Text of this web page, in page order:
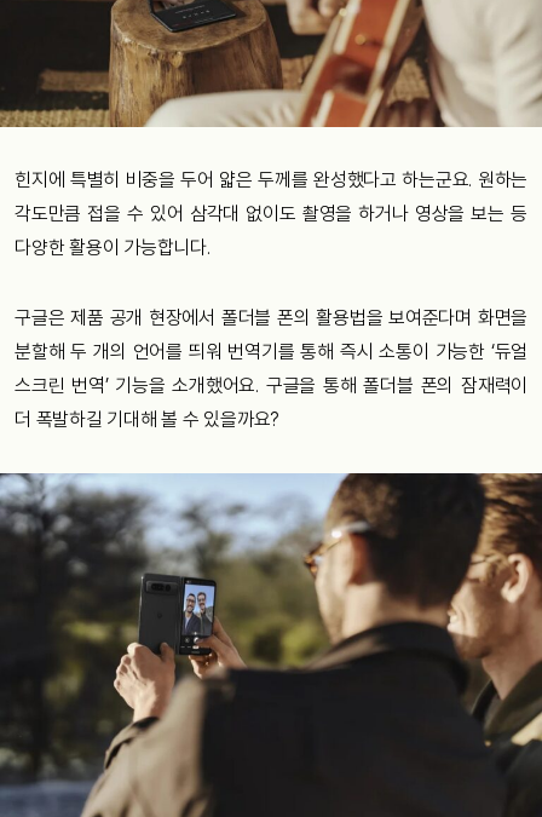
힌지에 특별히 비중을 두어 얇은 두께를 완성했다고 하는군요. 원하는
각도만큼 접을 수 있어 삼각대 없이도 촬영을 하거나 영상을 보는 등
다양한 활용이 가능합니다.
구글은 제품 공개 현장에서 폴더블 폰의 활용법을 보여준다며 화면을
분할해 두 개의 언어를 띄워 번역기를 통해 즉시 소통이 가능한 ‘듀얼
스크린 번역’ 기능을 소개했어요. 구글을 통해 폴더블 폰의 잠재력이
더 폭발하길 기대해 볼 수 있을까요?